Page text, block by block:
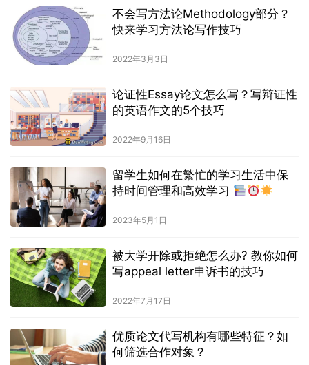
不会写方法论Methodology部分？
快来学习方法论写作技巧
2022年3月3日
论证性Essay论文怎么写？写辩证性
的英语作文的5个技巧
2022年9月16日
留学生如何在繁忙的学习生活中保
持时间管理和高效学习
2023年5月1日
被大学开除或拒绝怎么办? 教你如何
写appeal letter申诉书的技巧
2022年7月17日
优质论文代写机构有哪些特征？如
何筛选合作对象？